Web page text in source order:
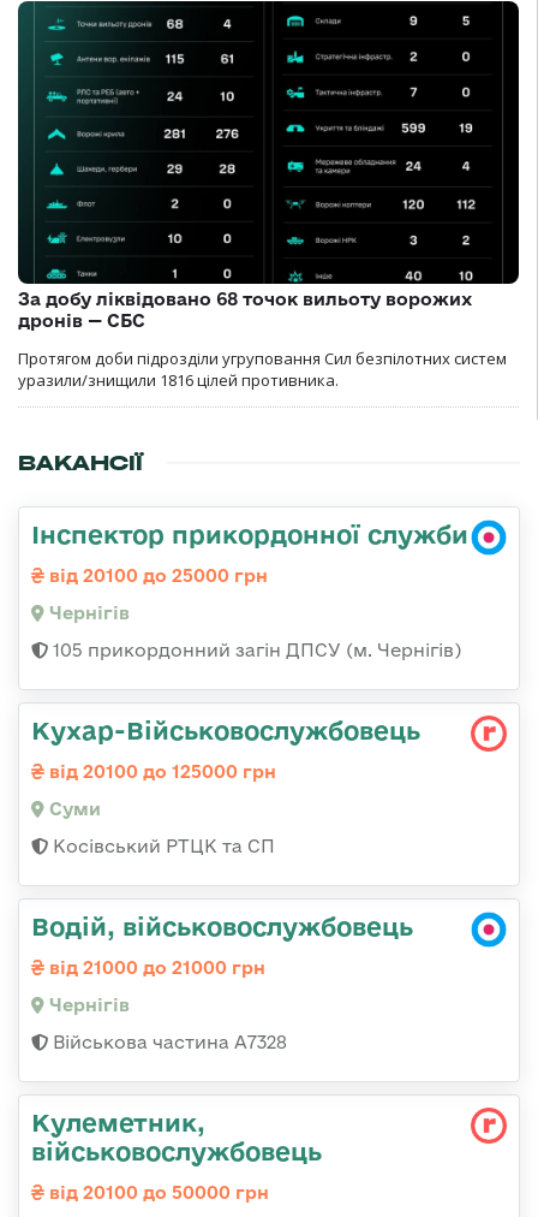
За добу ліквідовано 68 точок вильоту ворожих
дронів — СБС
Протягом доби підрозділи угруповання Сил безпілотних систем
уразили/знищили 1816 цілей противника.
ВАКАНСІЇ
Інспектор прикордонної служби
від 20100 до 25000 грн
Чернігів
105 прикордонний загін ДПСУ (м. Чернігів)
Кухар-Військовослужбовець
від 20100 до 125000 грн
Суми
Косівський РТЦК та СП
Водій, військовослужбовець
від 21000 до 21000 грн
Чернігів
Військова частина А7328
Кулеметник,
військовослужбовець
від 20100 до 50000 грн